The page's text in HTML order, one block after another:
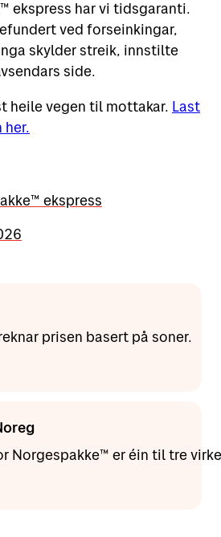
ekspress har vi tidsgaranti.
ved forseinkingar,
skylder streik, innstilte
side.
heile vegen til mottakar. Last
her.
ekspress
prisen basert på soner.
Norgespakke™ er éin til tre